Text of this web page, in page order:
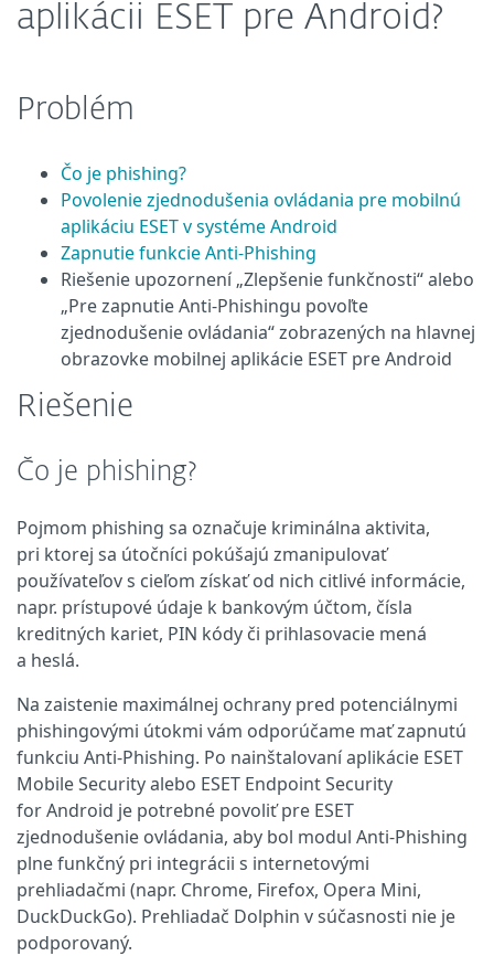
aplikácii ESET pre Android?
Problém
Čo je phishing?
Povolenie zjednodušenia ovládania pre mobilnú
aplikáciu ESET v systéme Android
Zapnutie funkcie Anti-Phishing
Riešenie upozornení „Zlepšenie funkčnosti“ alebo
„Pre zapnutie Anti‑Phishingu povoľte
zjednodušenie ovládania“ zobrazených na hlavnej
obrazovke mobilnej aplikácie ESET pre Android
Riešenie
Čo je phishing?
Pojmom phishing sa označuje kriminálna aktivita,
pri ktorej sa útočníci pokúšajú zmanipulovať
používateľov s cieľom získať od nich citlivé informácie,
napr. prístupové údaje k bankovým účtom, čísla
kreditných kariet, PIN kódy či prihlasovacie mená
a heslá.
Na zaistenie maximálnej ochrany pred potenciálnymi
phishingovými útokmi vám odporúčame mať zapnutú
funkciu Anti‑Phishing. Po nainštalovaní aplikácie ESET
Mobile Security alebo ESET Endpoint Security
for Android je potrebné povoliť pre ESET
zjednodušenie ovládania, aby bol modul Anti‑Phishing
plne funkčný pri integrácii s internetovými
prehliadačmi (napr. Chrome, Firefox, Opera Mini,
DuckDuckGo). Prehliadač Dolphin v súčasnosti nie je
podporovaný.